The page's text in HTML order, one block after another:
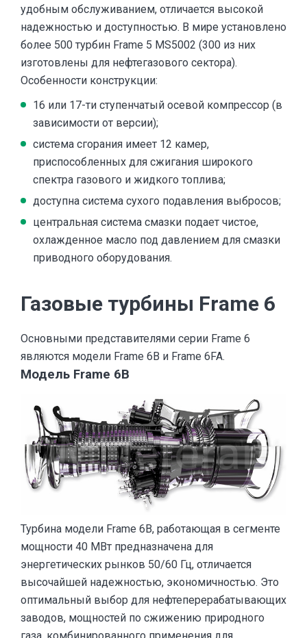
удобным обслуживанием, отличается высокой
надежностью и доступностью. В мире установлено
более 500 турбин Frame 5 MS5002 (300 из них
изготовлены для нефтегазового сектора).
Особенности конструкции:
16 или 17-ти ступенчатый осевой компрессор (в
зависимости от версии);
система сгорания имеет 12 камер,
приспособленных для сжигания широкого
спектра газового и жидкого топлива;
доступна система сухого подавления выбросов;
центральная система смазки подает чистое,
охлажденное масло под давлением для смазки
приводного оборудования.
Газовые турбины Frame 6
Основными представителями серии Frame 6
являются модели Frame 6B и Frame 6FA.
Модель Frame 6B
Турбина модели Frame 6B, работающая в сегменте
мощности 40 МВт предназначена для
энергетических рынков 50/60 Гц, отличается
высочайшей надежностью, экономичностью. Это
оптимальный выбор для нефтеперерабатывающих
заводов, мощностей по сжижению природного